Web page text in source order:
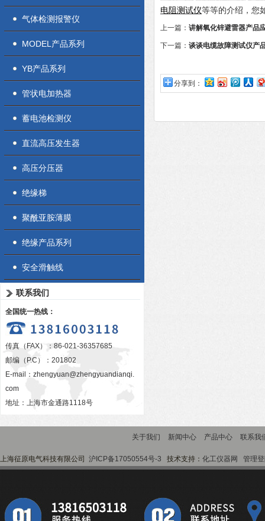
气体检测报警仪
MODEL产品系列
YB产品系列
管状电加热器
蓄电池检测仪
直流高压发生器
高压分压器
绝缘梯
聚酰亚胺薄膜
绝缘产品系列
安全滑触线
联系我们
全国统一热线：
传真（FAX）：86-021-36357685
邮编（P.C）：201802
E-mail： zhengyuan@zhengyuandianqi.
com
地址：上海市金通路1118号
电阻测试仪等等的介绍，您
上一篇： 讲解氧化锌避雷器产品
下一篇： 谈谈电缆故障测试仪产
分享到：
关于我们 新闻中心 产品中心 联系我
上海征原电气科技有限公司 沪ICP备17050554号-3 技术支持： 化工仪器网 管理